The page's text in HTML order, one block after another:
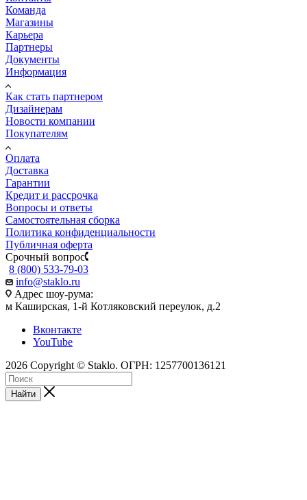
Команда
Магазины
Карьера
Партнеры
Документы
Информация
Как стать партнером
Дизайнерам
Новости компании
Покупателям
Оплата
Доставка
Гарантии
Кредит и рассрочка
Вопросы и ответы
Самостоятельная сборка
Политика конфиденциальности
Публичная оферта
Срочный вопрос
8 (800) 533-79-03
info@staklo.ru
Адрес шоу-рума:
м Каширская, 1-й Котляковский переулок, д.2
Вконтакте
YouTube
2026 Copyright © Staklo. ОГРН: 1257700136121
Найти